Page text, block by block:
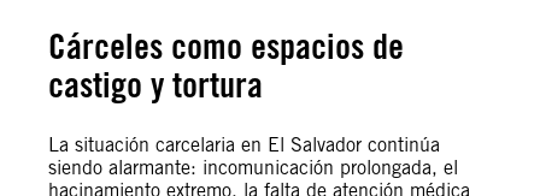
Cárceles como espacios de
castigo y tortura
La situación carcelaria en El Salvador continúa
siendo alarmante: incomunicación prolongada, el
hacinamiento extremo, la falta de atención médica